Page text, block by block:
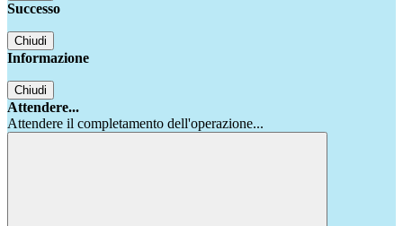
Successo
Chiudi
Informazione
Chiudi
Attendere...
Attendere il completamento dell'operazione...